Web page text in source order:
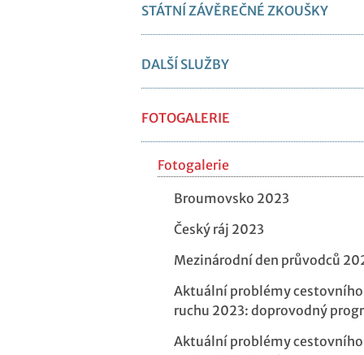
STÁTNÍ ZÁVĚREČNÉ ZKOUŠKY
DALŠÍ SLUŽBY
FOTOGALERIE
Fotogalerie
Broumovsko 2023
Český ráj 2023
Mezinárodní den průvodců
Aktuální problémy cestovního
ruchu 2023: doprovodný
Aktuální problémy cestovního